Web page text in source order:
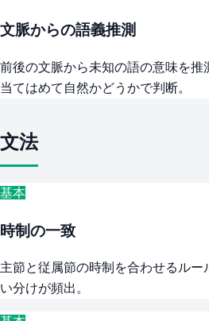
文脈からの語義推測
前後の文脈から未知の語の意味を推
当てはめて自然かどうかで判断。
文法
基本
時制の一致
主節と従属節の時制を合わせるル
い分けが頻出。